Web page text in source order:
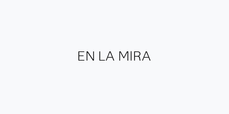
EN LA MIRA